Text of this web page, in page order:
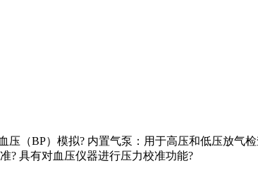
（BP）模拟? 内置气泵：用于高压和低压放气
? 具有对血压仪器进行压力校准功能?